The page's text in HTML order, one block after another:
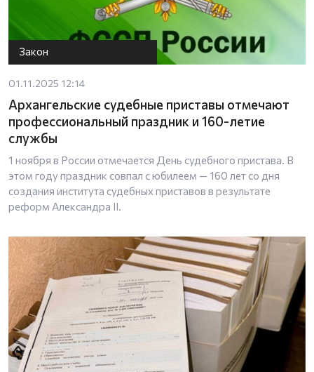
Закон
01.11.2025 12:14
Архангельские судебные приставы отмечают
профессиональный праздник и 160-летие
службы
1 ноября в России отмечается День судебного пристава. В
этом году праздник совпал с юбилеем — 160 лет со дня
создания института судебных приставов в результате
реформ Александра II.